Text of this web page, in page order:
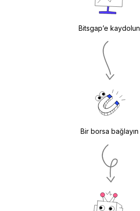
Bitsgap’e kaydolun
Bir borsa bağlayın